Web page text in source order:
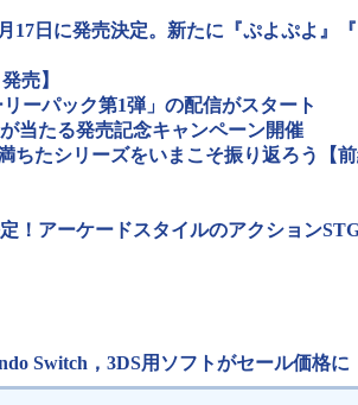
日に発売決定。新たに『ぷよぷよ』
売】
ーパック第1弾」の配信がスタート
当たる発売記念キャンペーン開催
ちたシリーズをいまこそ振り返ろう【
！アーケードスタイルのアクション
Switch，3DS用ソフトがセール価格に